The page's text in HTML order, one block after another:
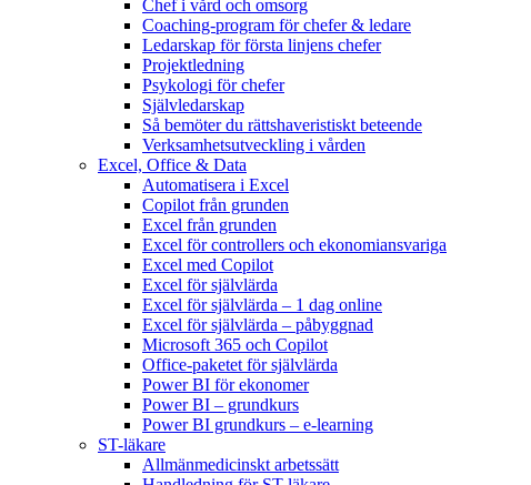
Chef i vård och omsorg
Coaching-program för chefer & ledare
Ledarskap för första linjens chefer
Projektledning
Psykologi för chefer
Självledarskap
Så bemöter du rättshaveristiskt beteende
Verksamhetsutveckling i vården
Excel, Office & Data
Automatisera i Excel
Copilot från grunden
Excel från grunden
Excel för controllers och ekonomiansvariga
Excel med Copilot
Excel för självlärda
Excel för självlärda – 1 dag online
Excel för självlärda – påbyggnad
Microsoft 365 och Copilot
Office-paketet för självlärda
Power BI för ekonomer
Power BI – grundkurs
Power BI grundkurs – e-learning
ST-läkare
Allmänmedicinskt arbetssätt